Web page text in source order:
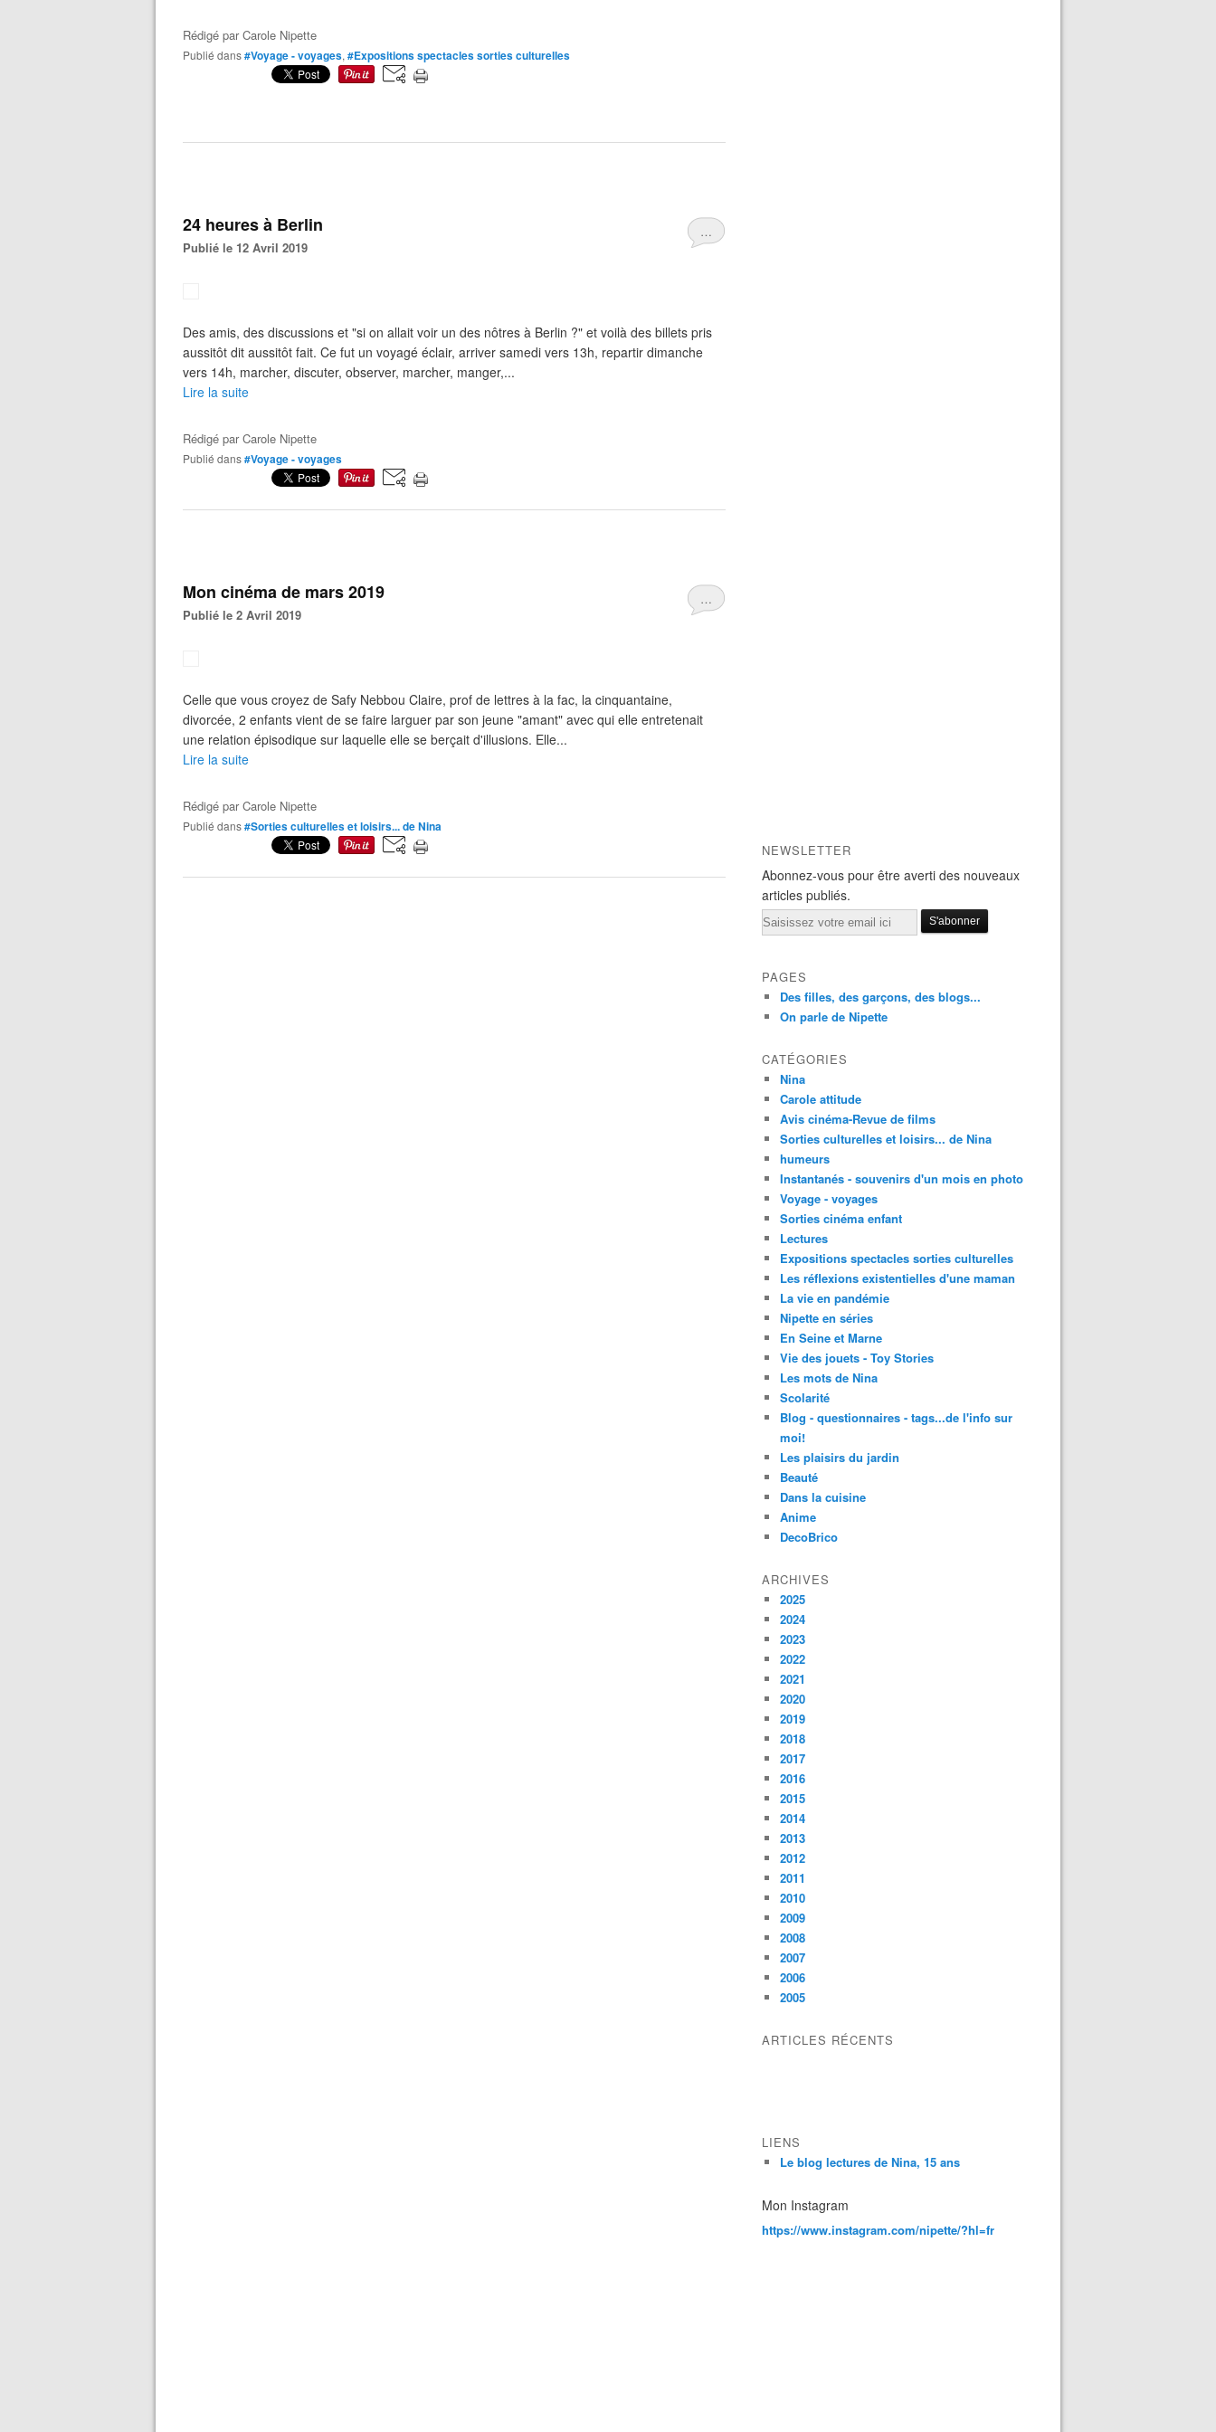
Rédigé parCarole Nipette
Publié dans#Voyage - voyages, #Expositions spectacles sorties culturelles
…
24 heures à Berlin
Publié le 12 Avril 2019
Des amis, des discussions et "si on allait voir un des nôtres à Berlin ?" et voilà des billets pris
aussitôt dit aussitôt fait. Ce fut un voyagé éclair, arriver samedi vers 13h, repartir dimanche
vers 14h, marcher, discuter, observer, marcher, manger,...
Lire la suite
Rédigé parCarole Nipette
Publié dans#Voyage - voyages
…
Mon cinéma de mars 2019
Publié le 2 Avril 2019
Celle que vous croyez de Safy Nebbou Claire, prof de lettres à la fac, la cinquantaine,
divorcée, 2 enfants vient de se faire larguer par son jeune "amant" avec qui elle entretenait
une relation épisodique sur laquelle elle se berçait d'illusions. Elle...
Lire la suite
Rédigé parCarole Nipette
Publié dans#Sorties culturelles et loisirs... de Nina
NEWSLETTER
Abonnez-vous pour être averti des nouveaux
articles publiés.
Email
PAGES
Des filles, des garçons, des blogs...
On parle de Nipette
CATÉGORIES
Nina
Carole attitude
Avis cinéma-Revue de films
Sorties culturelles et loisirs... de Nina
humeurs
Instantanés - souvenirs d'un mois en photo
Voyage - voyages
Sorties cinéma enfant
Lectures
Expositions spectacles sorties culturelles
Les réflexions existentielles d'une maman
La vie en pandémie
Nipette en séries
En Seine et Marne
Vie des jouets - Toy Stories
Les mots de Nina
Scolarité
Blog - questionnaires - tags...de l'info sur
moi!
Les plaisirs du jardin
Beauté
Dans la cuisine
Anime
DecoBrico
ARCHIVES
2025
2024
2023
2022
2021
2020
2019
2018
2017
2016
2015
2014
2013
2012
2011
2010
2009
2008
2007
2006
2005
ARTICLES RÉCENTS
LIENS
Le blog lectures de Nina, 15 ans
Mon Instagram
https://www.instagram.com/nipette/?hl=fr